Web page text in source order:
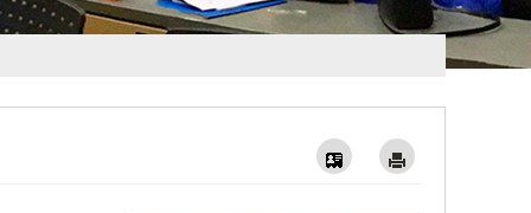
Vcard